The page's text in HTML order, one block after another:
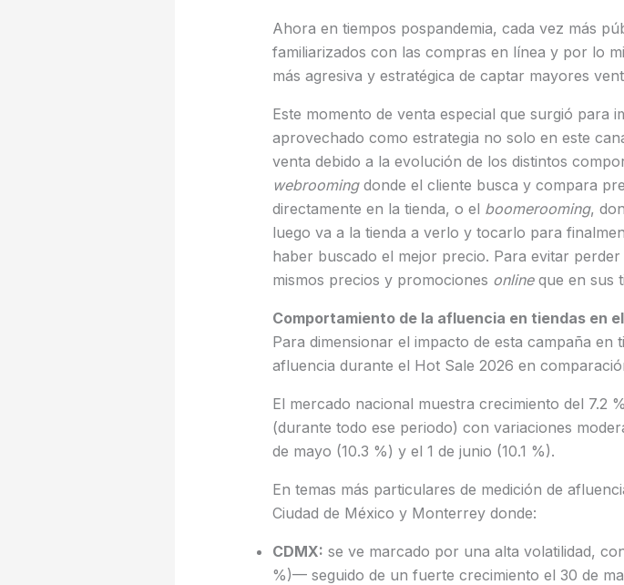
Ahora en tiempos pospandemia, cada vez más
familiarizados con las compras en línea y por lo
más agresiva y estratégica de captar mayores
Este momento de venta especial que surgió para
aprovechado como estrategia no solo en este
venta debido a la evolución de los distintos
webroomingdonde el cliente busca y compara
directamente en la tienda, o el boomerooming,
luego va a la tienda a verlo y tocarlo para
haber buscado el mejor precio. Para evitar
mismos precios y promociones online que en sus
Comportamiento de la afluencia en tiendas en
Para dimensionar el impacto de esta campaña en
afluencia durante el Hot Sale 2026 en
El mercado nacional muestra crecimiento del 7.2
(durante todo ese periodo) con variaciones
de mayo (10.3 %) y el 1 de junio (10.1 %).
En temas más particulares de medición de
Ciudad de México y Monterrey donde:
CDMX: se ve marcado por una alta volatilidad,
%)— seguido de un fuerte crecimiento el 30 de